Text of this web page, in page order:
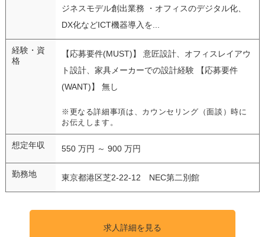
ジネスモデル創出業務 ・オフィスのデジタル化、
DX化などICT機器導入を...
経験・資
格
【応募要件(MUST)】 意匠設計、オフィスレイアウ
ト設計、家具メーカーでの設計経験 【応募要件
(WANT)】 無し
※更なる詳細事項は、カウンセリング（面談）時に
お伝えします。
想定年収 550 万円 ～ 900 万円
勤務地 東京都港区芝2-22-12 NEC第二別館
求人詳細を見る